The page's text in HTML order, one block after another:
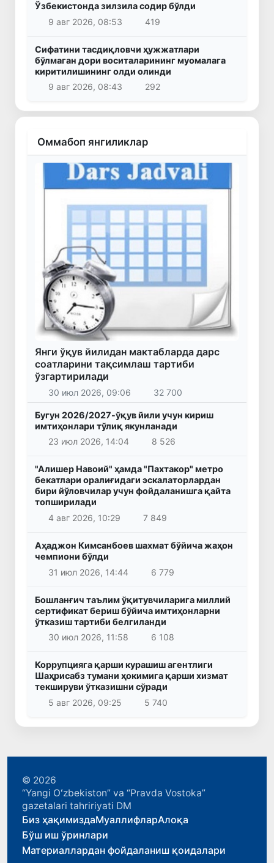
Ўзбекистонда зилзила содир бўлди
9 авг 2026, 08:53
419
Сифатини тасдиқловчи ҳужжатлари
бўлмаган дори воситаларининг муомалага
киритилишининг олди олинди
9 авг 2026, 08:43
292
Оммабоп янгиликлар
Янги ўқув йилидан мактабларда дарс
соатларини тақсимлаш тартиби
ўзгартирилади
30 июл 2026, 09:06 32 700
Бугун 2026/2027-ўқув йили учун кириш
имтиҳонлари тўлиқ якунланади
23 июл 2026, 14:04
8 526
"Алишер Навоий" ҳамда "Пахтакор" метро
бекатлари оралиғидаги эскалаторлардан
бири йўловчилар учун фойдаланишга қайта
топширилади
4 авг 2026, 10:29
7 849
Аҳаджон Кимсанбоев шахмат бўйича жаҳон
чемпиони бўлди
31 июл 2026, 14:44
6 779
Бошланғич таълим ўқитувчиларига миллий
сертификат бериш бўйича имтиҳонларни
ўтказиш тартиби белгиланди
30 июл 2026, 11:58
6 108
Коррупцияга қарши курашиш агентлиги
Шаҳрисабз тумани ҳокимига қарши хизмат
текшируви ўтказишни сўради
5 авг 2026, 09:25
5 740
© 2026
“Yangi Oʻzbekiston” va “Pravda Vostoka”
gazetalari tahririyati DM
Биз ҳақимиздаМуаллифларАлоқа
Бўш иш ўринлари
Материаллардан фойдаланиш қоидалари